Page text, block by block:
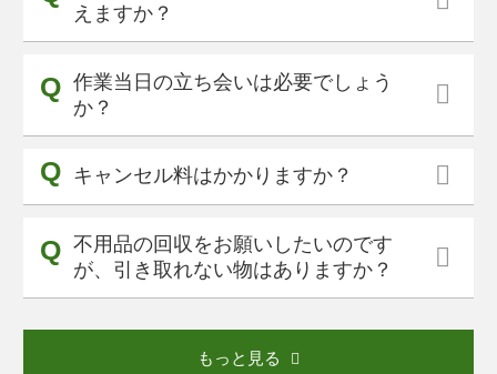
えますか？
作業当日の立ち会いは必要でしょう
か？
キャンセル料はかかりますか？
不用品の回収をお願いしたいのです
が、引き取れない物はありますか？
もっと見る